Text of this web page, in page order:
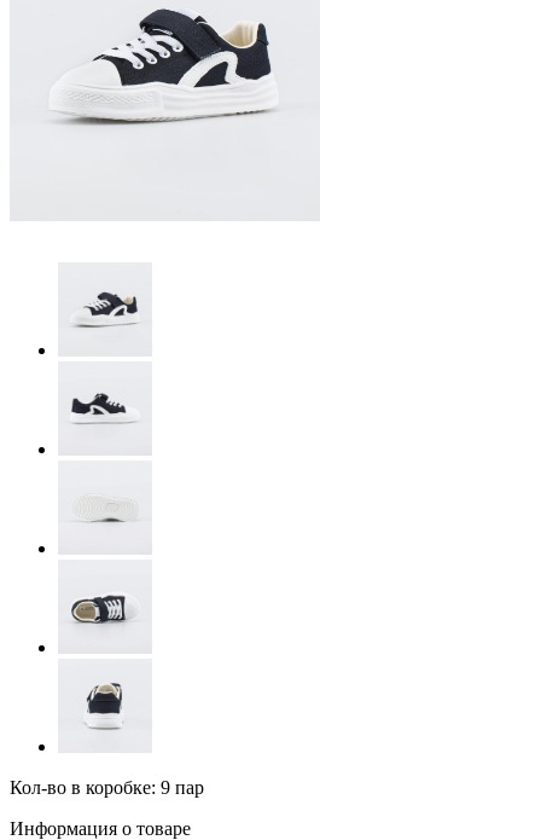
Кол-во в коробке: 9 пар
Информация о товаре